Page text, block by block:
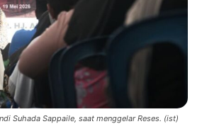
Suhada Sappaile, saat menggelar Reses. (ist)